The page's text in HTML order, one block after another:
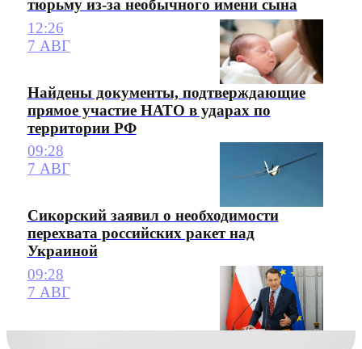
тюрьму из-за необычного имени сына
12:26
7 АВГ
Найдены документы, подтверждающие
прямое участие НАТО в ударах по
территории РФ
09:28
7 АВГ
Сикорский заявил о необходимости
перехвата российских ракет над
Украиной
09:28
7 АВГ